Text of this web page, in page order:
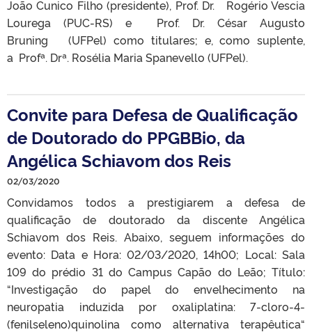
João Cunico Filho (presidente), Prof. Dr. Rogério Vescia
Lourega (PUC-RS) e Prof. Dr. César Augusto
Bruning (UFPel) como titulares; e, como suplente,
a Profª. Drª. Rosélia Maria Spanevello (UFPel).
Convite para Defesa de Qualificação
de Doutorado do PPGBBio, da
Angélica Schiavom dos Reis
02/03/2020
Convidamos todos a prestigiarem a defesa de
qualificação de doutorado da discente Angélica
Schiavom dos Reis. Abaixo, seguem informações do
evento: Data e Hora: 02/03/2020, 14h00; Local: Sala
109 do prédio 31 do Campus Capão do Leão; Título:
“Investigação do papel do envelhecimento na
neuropatia induzida por oxaliplatina: 7-cloro-4-
(fenilseleno)quinolina como alternativa terapêutica“